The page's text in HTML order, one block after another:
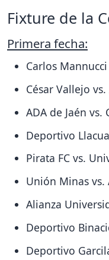
Fixture de la
Primera fecha:
Carlos
César Vallejo
ADA de Jaén
Deportivo
Pirata FC vs.
Unión Minas vs.
Alianza
Deportivo
Deportivo